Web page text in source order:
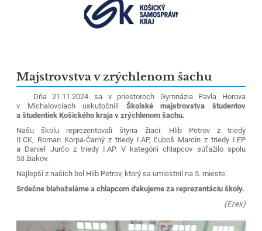
Majstrovstva v zrýchlenom šachu
Dňa 21.11.2024 sa v priestoroch Gymnázia Pavla Horova
v Michalovciach uskutočnili Školské majstrovstva študentov
a študentiek Košického kraja v zrýchlenom šachu.
Našu školu reprezentovali štyria žiaci: Hlib Petrov z triedy
II.CK, Roman Korpa-Čarný z triedy I.AP, Ľuboš Marcin z triedy I.EP
a Daniel Jurčo z triedy I.AP. V kategórii chlapcov súťažilo spolu
53 žiakov.
Najlepší z našich bol Hlib Petrov, ktorý sa umiestnil na 5. mieste.
Srdečne blahoželáme a chlapcom ďakujeme za reprezentáciu školy.
(Erex)